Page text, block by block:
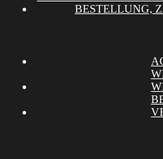
BESTELLUNG,